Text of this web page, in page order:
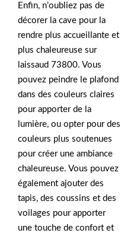
Enfin, n’oubliez pas de
décorer la cave pour la
rendre plus accueillante et
plus chaleureuse sur
laissaud 73800. Vous
pouvez peindre le plafond
dans des couleurs claires
pour apporter de la
lumière, ou opter pour des
couleurs plus soutenues
pour créer une ambiance
chaleureuse. Vous pouvez
également ajouter des
tapis, des coussins et des
voilages pour apporter
une touche de confort et